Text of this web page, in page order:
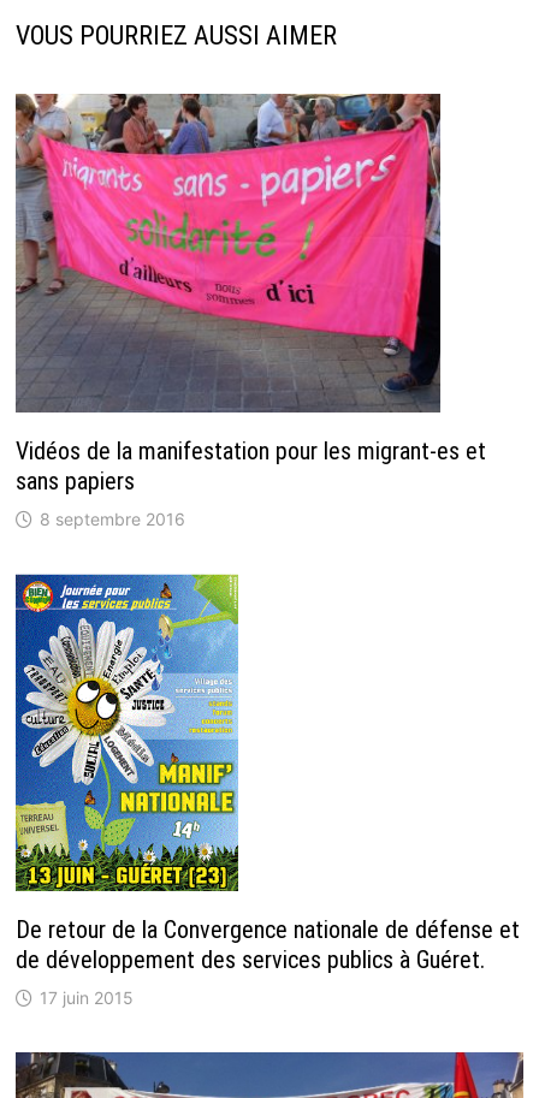
VOUS POURRIEZ AUSSI AIMER
Vidéos de la manifestation pour les migrant-es et
sans papiers
8 septembre 2016
De retour de la Convergence nationale de défense et
de développement des services publics à Guéret.
17 juin 2015